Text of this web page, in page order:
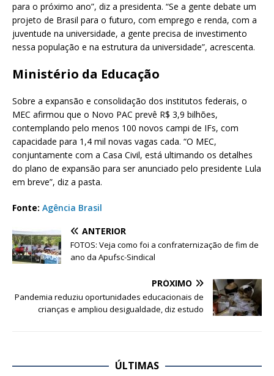
para o próximo ano”, diz a presidenta. “Se a gente debate um
projeto de Brasil para o futuro, com emprego e renda, com a
juventude na universidade, a gente precisa de investimento
nessa população e na estrutura da universidade”, acrescenta.
Ministério da Educação
Sobre a expansão e consolidação dos institutos federais, o
MEC afirmou que o Novo PAC prevê R$ 3,9 bilhões,
contemplando pelo menos 100 novos campi de IFs, com
capacidade para 1,4 mil novas vagas cada. “O MEC,
conjuntamente com a Casa Civil, está ultimando os detalhes
do plano de expansão para ser anunciado pelo presidente Lula
em breve”, diz a pasta.
Fonte: Agência Brasil
ANTERIOR
FOTOS: Veja como foi a confraternização de fim de
ano da Apufsc-Sindical
PRÓXIMO
Pandemia reduziu oportunidades educacionais de
crianças e ampliou desigualdade, diz estudo
ÚLTIMAS